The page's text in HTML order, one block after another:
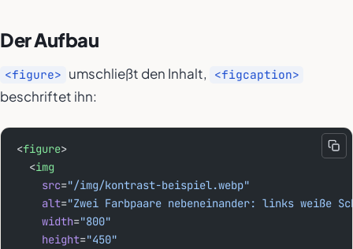
Der Aufbau
<figure> umschließt den Inhalt, <figcaption>
beschriftet ihn:
<figure>
  <
img
    src
="/img/kontrast-beispiel.webp"
    alt
="Zwei Farbpaare nebeneinander: links
    width
="800"
    height
="450"